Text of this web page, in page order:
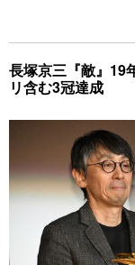
長塚京三『敵』19
リ含む3冠達成